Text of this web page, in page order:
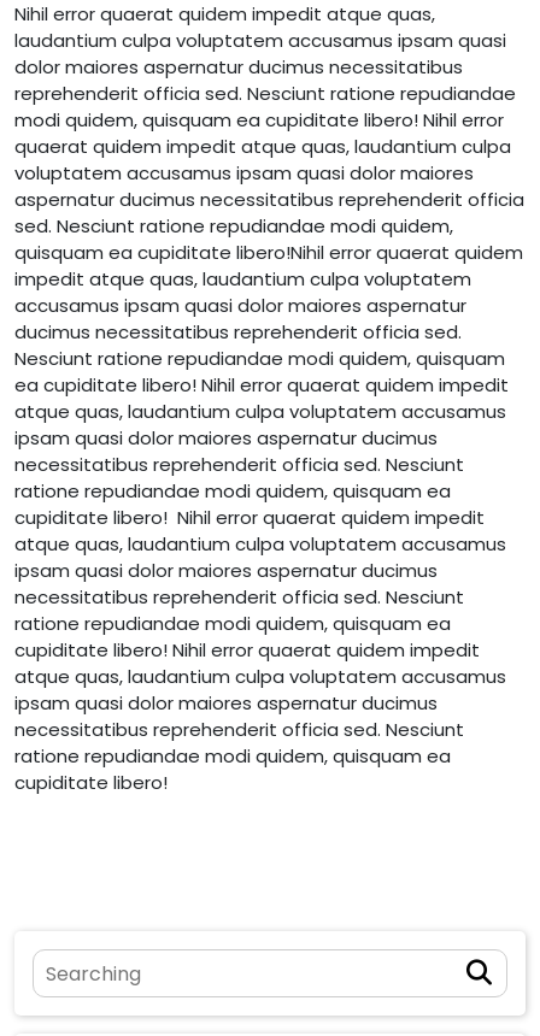
Nihil error quaerat quidem impedit atque quas,
laudantium culpa voluptatem accusamus ipsam quasi
dolor maiores aspernatur ducimus necessitatibus
reprehenderit officia sed. Nesciunt ratione repudiandae
modi quidem, quisquam ea cupiditate libero! Nihil error
quaerat quidem impedit atque quas, laudantium culpa
voluptatem accusamus ipsam quasi dolor maiores
aspernatur ducimus necessitatibus reprehenderit officia
sed. Nesciunt ratione repudiandae modi quidem,
quisquam ea cupiditate libero!Nihil error quaerat quidem
impedit atque quas, laudantium culpa voluptatem
accusamus ipsam quasi dolor maiores aspernatur
ducimus necessitatibus reprehenderit officia sed.
Nesciunt ratione repudiandae modi quidem, quisquam
ea cupiditate libero! Nihil error quaerat quidem impedit
atque quas, laudantium culpa voluptatem accusamus
ipsam quasi dolor maiores aspernatur ducimus
necessitatibus reprehenderit officia sed. Nesciunt
ratione repudiandae modi quidem, quisquam ea
cupiditate libero! Nihil error quaerat quidem impedit
atque quas, laudantium culpa voluptatem accusamus
ipsam quasi dolor maiores aspernatur ducimus
necessitatibus reprehenderit officia sed. Nesciunt
ratione repudiandae modi quidem, quisquam ea
cupiditate libero! Nihil error quaerat quidem impedit
atque quas, laudantium culpa voluptatem accusamus
ipsam quasi dolor maiores aspernatur ducimus
necessitatibus reprehenderit officia sed. Nesciunt
ratione repudiandae modi quidem, quisquam ea
cupiditate libero!